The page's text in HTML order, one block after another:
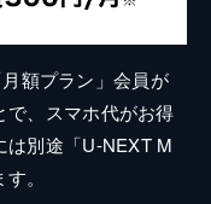
額プラン」会員が
、スマホ代がお得
は別途「U-NEXT M
。